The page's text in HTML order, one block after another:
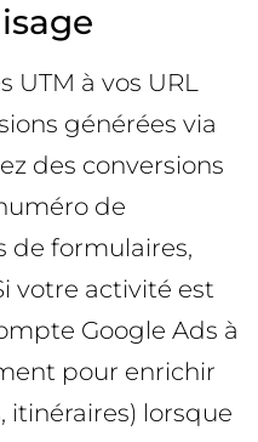
UTM à vos URL
générées via
des conversions
de
de formulaires,
votre activité est
Google Ads à
pour enrichir
itinéraires) lorsque